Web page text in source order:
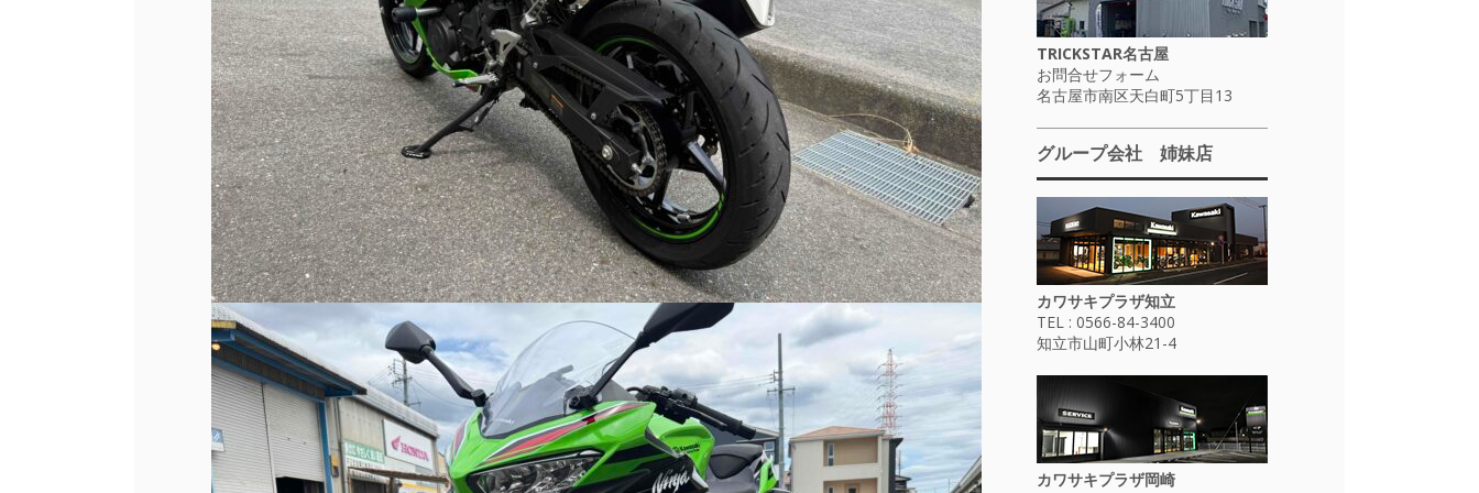
TRICKSTAR名古屋
お問合せフォーム
名古屋市南区天白町5丁目13
グループ会社 姉妹店
カワサキプラザ知立
TEL : 0566-84-3400
知立市山町小林21-4
カワサキプラザ岡崎